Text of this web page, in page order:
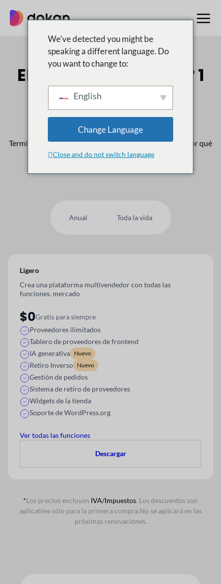
contenido
El multiproveedor n.º 1
Mercado para
WordPress
Terminado 50,000Los clientes confían en nosotros, ¿por qué
usted no?
Anual Toda la vida
Ligero
Crea una plataforma multivendedor con todas las
funciones. mercado
$0Gratis para siempre
Proveedores ilimitados
Tablero de proveedores de frontend
IA generativa Nuevo
Retiro Inverso Nuevo
Gestión de pedidos
Sistema de retiro de proveedores
Widgets de la tienda
Soporte de WordPress.org
Ver todas las funciones
Descargar
*Los precios excluyen IVA/Impuestos. Los descuentos son
aplicables sólo para la primera compra.No se aplicará en las
próximas renovaciones.
We've detected you might be
speaking a different language. Do
you want to change to:
English
Change Language
Close and do not switch language